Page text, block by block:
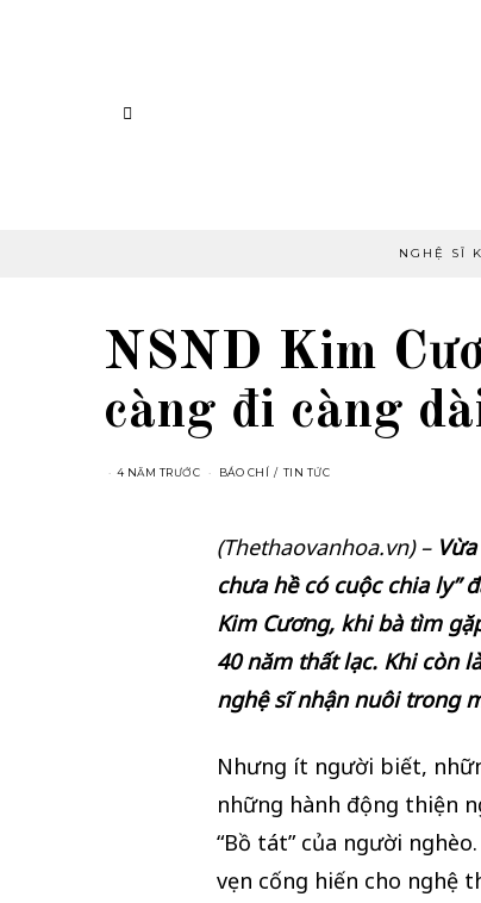
NGHỆ SĨ
NSND Kim
càng đi càng
4 NĂM TRƯỚC BÁO CHÍ / TIN TỨC
(Thethaovanhoa.vn) –
chưa hề có cuộc chia ly”
Kim Cương, khi bà tìm
40 năm thất lạc. Khi còn
nghệ sĩ nhận nuôi trong
Nhưng ít người biết,
những hành động thiện
“Bồ tát” của người
vẹn cống hiến cho nghệ